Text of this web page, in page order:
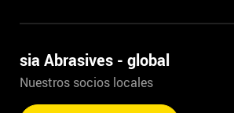
sia Abrasives - global
Nuestros socios locales